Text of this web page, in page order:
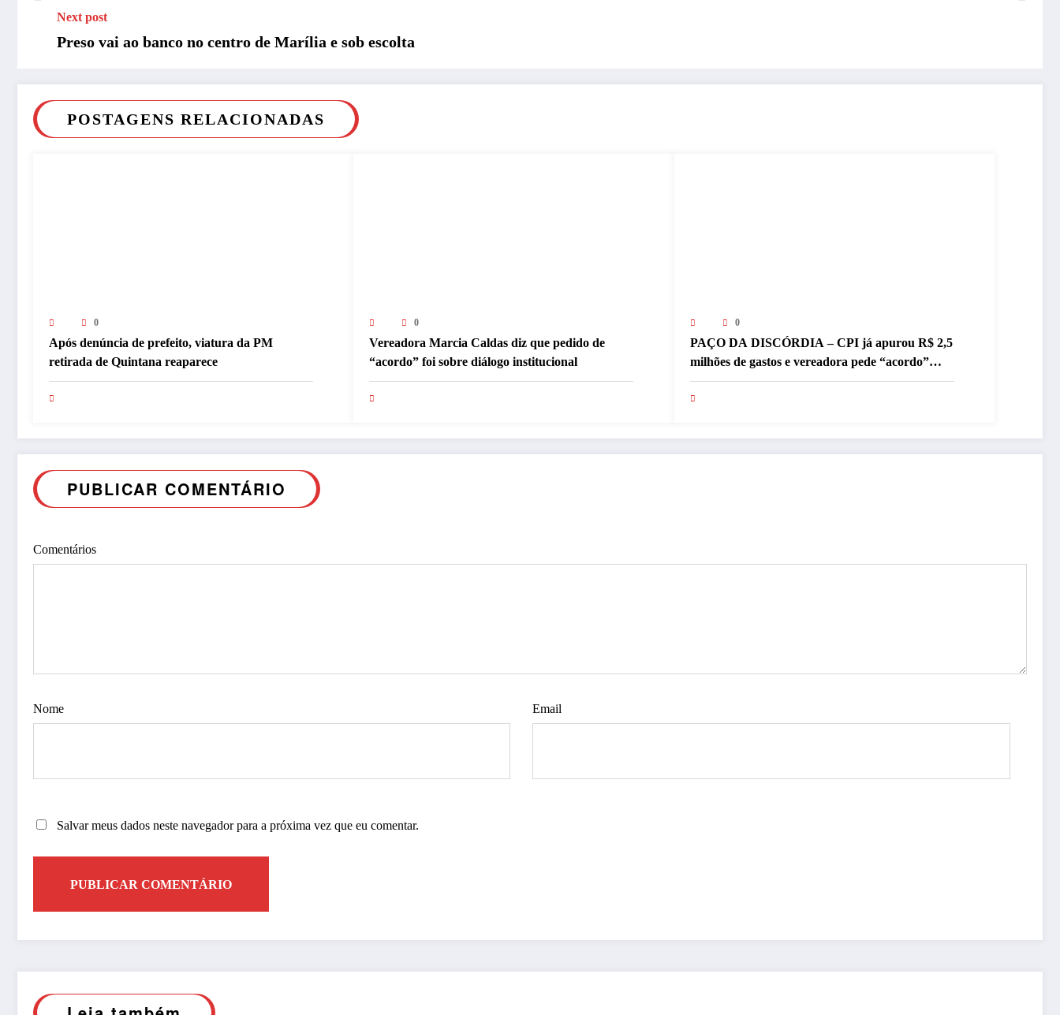
Next post
Preso vai ao banco no centro de Marília e sob escolta
POSTAGENS RELACIONADAS
0
Após denúncia de prefeito, viatura da PM
retirada de Quintana reaparece
0
Vereadora Marcia Caldas diz que pedido de
“acordo” foi sobre diálogo institucional
0
PAÇO DA DISCÓRDIA – CPI já apurou R$ 2,5
milhões de gastos e vereadora pede “acordo”
para aprovar R$ 9,5 milhões
PUBLICAR COMENTÁRIO
Comentários
Nome Email
Salvar meus dados neste navegador para a próxima vez que eu comentar.